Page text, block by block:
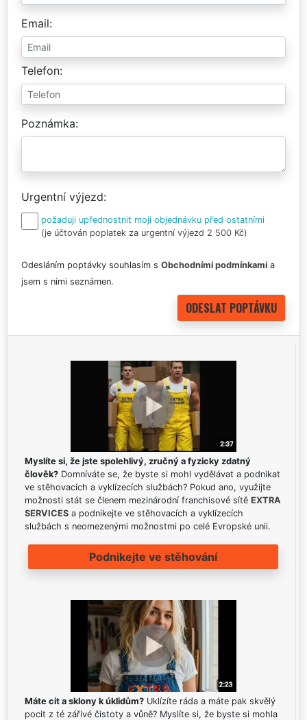
Email
Telefon
Poznámka
Urgentní výjezd
požaduji upřednostnit moji objednávku před ostatními
(je účtován poplatek za urgentní výjezd 2 500 Kč)
Odesláním poptávky souhlasím s Obchodními podmínkami a
jsem s nimi seznámen.
Myslíte si, že jste spolehlivý, zručný a fyzicky zdatný
člověk? Domníváte se, že byste si mohl vydělávat a podnikat
ve stěhovacích a vyklízecích službách? Pokud ano, využijte
možnosti stát se členem mezinárodní franchisové sítě EXTRA
SERVICES a podnikejte ve stěhovacích a vyklízecích
službách s neomezenými možnostmi po celé Evropské unii.
Podnikejte ve stěhování
Máte cit a sklony k úklidům? Uklízíte ráda a máte pak skvělý
pocit z té zářivé čistoty a vůně? Myslíte si, že byste si mohla